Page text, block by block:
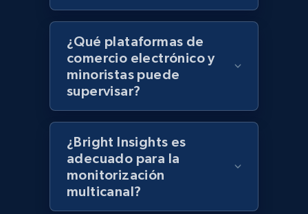
more.
991+ 162+ Comenzar ahora
Lowes.com - Collect records by category
URL, Domain, Marketplace pn, Sku, Other pn,
Model number, Gtin ean pn, Product name, and
¿Qué plataformas de
comercio electrónico y
minoristas puede
supervisar?
¿Bright Insights es
adecuado para la
monitorización
multicanal?